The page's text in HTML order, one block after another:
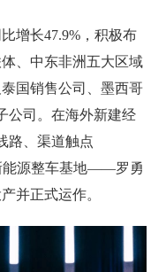
增长47.9%，积极布
、中东非洲五大区域
国销售公司、墨西哥
公司。在海外新建经
路、渠道触点
能源整车基地——罗勇
并正式运作。